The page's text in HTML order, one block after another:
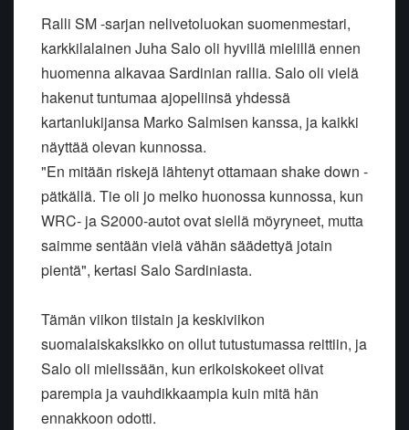
Ralli SM -sarjan nelivetoluokan suomenmestari,
karkkilalainen Juha Salo oli hyvillä mielillä ennen
huomenna alkavaa Sardinian rallia. Salo oli vielä
hakenut tuntumaa ajopeliinsä yhdessä
kartanlukijansa Marko Salmisen kanssa, ja kaikki
näyttää olevan kunnossa.
"En mitään riskejä lähtenyt ottamaan shake down -
pätkällä. Tie oli jo melko huonossa kunnossa, kun
WRC- ja S2000-autot ovat siellä möyryneet, mutta
saimme sentään vielä vähän säädettyä jotain
pientä", kertasi Salo Sardiniasta.
Tämän viikon tiistain ja keskiviikon
suomalaiskaksikko on ollut tutustumassa reittiin, ja
Salo oli mielissään, kun erikoiskokeet olivat
parempia ja vauhdikkaampia kuin mitä hän
ennakkoon odotti.